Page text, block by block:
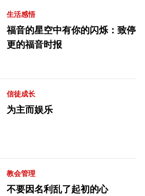
生活感悟
福音的星空中有你的闪烁：致停
更的福音时报
信徒成长
为主而娱乐
教会管理
不要因名利乱了起初的心